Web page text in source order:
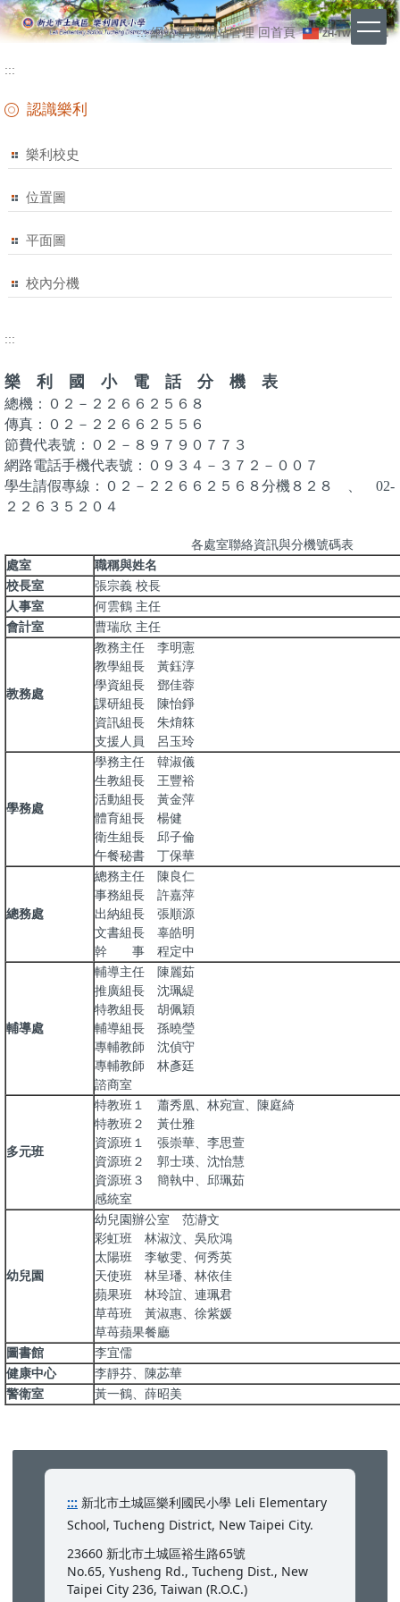
跳
到
要
容
上
::: 網站導覽 網站管理 回首頁 ZH-TW EN
:::
認識樂利
樂利校史
位置圖
平面圖
校內分機
:::
樂 利 國 小 電 話 分 機 表
總機：０２－２２６６２５６８
傳真：０２－２２６６２５５６
節費代表號：０２－８９７９０７７３
網路電話手機代表號：０９３４－３７２－００７
學生請假專線：０２－２２６６２５６８分機８２８ 、 02-
２２６３５２０４
各處室聯絡資訊與分機號碼表
處室
職稱與姓名
校長室
張宗義 校長
人事室
何雲鶴 主任
會計室
曹瑞欣 主任
教務處
教務主任 李明憲
教學組長 黃鈺淳
學資組長 鄧佳蓉
課研組長 陳怡錚
資訊組長 朱焴箖
支援人員 呂玉玲
學務處
學務主任 韓淑儀
生教組長 王豐裕
活動組長 黃金萍
體育組長 楊健
衛生組長 邱子倫
午餐秘書 丁保華
總務處
總務主任 陳良仁
事務組長 許嘉萍
出納組長 張順源
文書組長 辜皓明
幹 事 程定中
輔導處
輔導主任 陳麗茹
推廣組長 沈珮緹
特教組長 胡佩穎
輔導組長 孫曉瑩
專輔教師 沈偵守
專輔教師 林彥廷
諮商室
多元班
特教班１ 蕭秀凰、林宛宣、陳庭綺
特教班２ 黃仕雅
資源班１ 張崇華、李思萱
資源班２ 郭士瑛、沈怡慧
資源班３ 簡執中、邱珮茹
感統室
幼兒園
幼兒園辦公室 范瀞文
彩虹班 林淑汶、吳欣鴻
太陽班 李敏雯、何秀英
天使班 林呈璠、林依佳
蘋果班 林玲誼、連珮君
草苺班 黃淑惠、徐紫媛
草苺蘋果餐廳
圖書館
李宜儒
健康中心
李靜芬、陳苾華
警衛室
黃一鶴、薛昭美
::: 新北市土城區樂利國民小學 Leli Elementary
School, Tucheng District, New Taipei City.
23660 新北市土城區裕生路65號
No.65, Yusheng Rd., Tucheng Dist., New
Taipei City 236, Taiwan (R.O.C.)